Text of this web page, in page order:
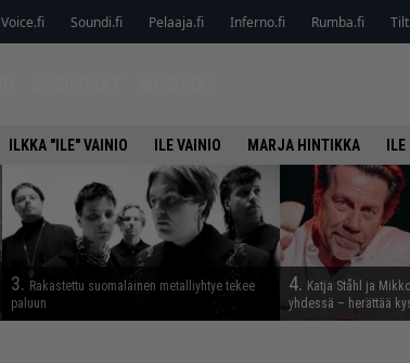
Voice.fi Soundi.fi Pelaaja.fi Inferno.fi Rumba.fi
ILKKA "ILE" VAINIO ILE VAINIO MARJA HINTIKKA
3. Rakastettu suomalainen metalliyhtye tekee
paluun
4. Katja Ståhl ja
yhdessä – herättää